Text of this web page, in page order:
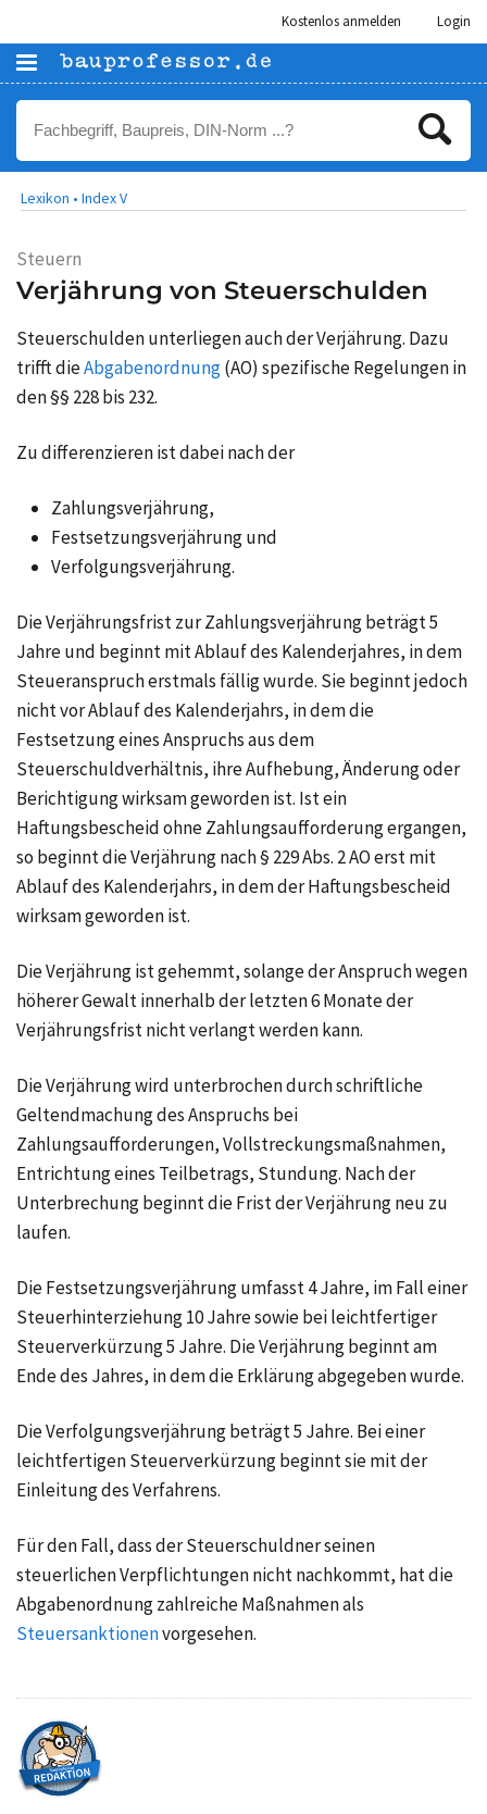
Kostenlos anmelden Login
Lexikon • Index V
Steuern
Verjährung von Steuerschulden
Steuerschulden unterliegen auch der Verjährung. Dazu
trifft dieAbgabenordnung(AO) spezifische Regelungen in
den §§ 228 bis 232.
Zu differenzieren ist dabei nach der
Zahlungsverjährung,
Festsetzungsverjährung und
Verfolgungsverjährung.
Die Verjährungsfrist zur Zahlungsverjährung beträgt 5
Jahre und beginnt mit Ablauf des Kalenderjahres, in dem
Steueranspruch erstmals fällig wurde. Sie beginnt jedoch
nicht vor Ablauf des Kalenderjahrs, in dem die
Festsetzung eines Anspruchs aus dem
Steuerschuldverhältnis, ihre Aufhebung, Änderung oder
Berichtigung wirksam geworden ist. Ist ein
Haftungsbescheid ohne Zahlungsaufforderung ergangen,
so beginnt die Verjährung nach § 229 Abs. 2 AO erst mit
Ablauf des Kalenderjahrs, in dem der Haftungsbescheid
wirksam geworden ist.
Die Verjährung ist gehemmt, solange der Anspruch wegen
höherer Gewalt innerhalb der letzten 6 Monate der
Verjährungsfrist nicht verlangt werden kann.
Die Verjährung wird unterbrochen durch schriftliche
Geltendmachung des Anspruchs bei
Zahlungsaufforderungen, Vollstreckungsmaßnahmen,
Entrichtung eines Teilbetrags, Stundung. Nach der
Unterbrechung beginnt die Frist der Verjährung neu zu
laufen.
Die Festsetzungsverjährung umfasst 4 Jahre, im Fall einer
Steuerhinterziehung 10 Jahre sowie bei leichtfertiger
Steuerverkürzung 5 Jahre. Die Verjährung beginnt am
Ende des Jahres, in dem die Erklärung abgegeben wurde.
Die Verfolgungsverjährung beträgt 5 Jahre. Bei einer
leichtfertigen Steuerverkürzung beginnt sie mit der
Einleitung des Verfahrens.
Für den Fall, dass der Steuerschuldner seinen
steuerlichen Verpflichtungen nicht nachkommt, hat die
Abgabenordnung zahlreiche Maßnahmen als
Steuersanktionenvorgesehen.